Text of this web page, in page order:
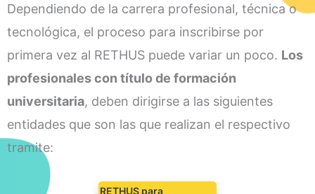
Dependiendo de la carrera profesional, técnica o
tecnológica, el proceso para inscribirse por
primera vez al RETHUS puede variar un poco. Los
profesionales con título de formación
universitaria, deben dirigirse a las siguientes
entidades que son las que realizan el respectivo
tramite:
RETHUS para